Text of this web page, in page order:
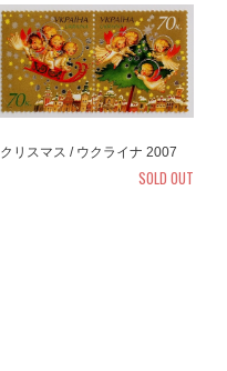
クリスマス / ウクライナ 2007
SOLD OUT